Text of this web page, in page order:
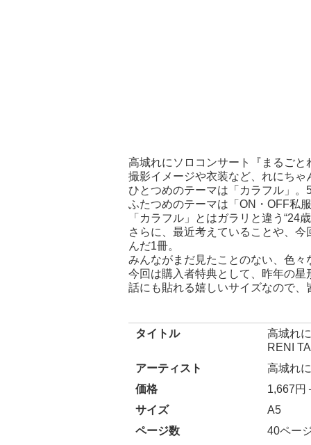
高城れにソロコンサート『まるご
撮影イメージや衣装など、れにち
ひとつめのテーマは「カラフル」
ふたつめのテーマは「ON・OFF私
「カラフル」とはガラリと違う“24
さらに、最近考えていることや、
んだ1冊。
みんながまだ見たことのない、色
今回は購入者特典として、昨年の
話にも貼れる嬉しいサイズなので
タイトル
高城れ
RENI
アーティスト
高城れに
価格
1,667円
サイズ
A5
ページ数
40ペー